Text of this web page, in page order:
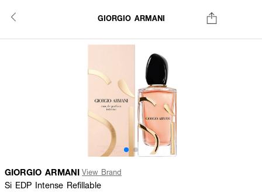
GIORGIO ARMANI
GIORGIO ARMANI View Brand
Si EDP Intense Refillable